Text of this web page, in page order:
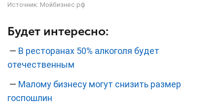
Источник: Мойбизнес.рф
Будет интересно:
— В ресторанах 50% алкоголя будет
отечественным
— Малому бизнесу могут снизить размер
госпошлин